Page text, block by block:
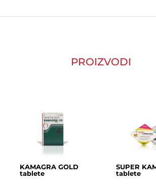
PROIZVODI
KAMAGRA GOLD
tablete
SUPER
tablete